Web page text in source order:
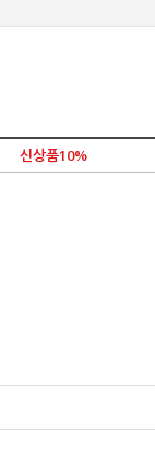
신상품10%